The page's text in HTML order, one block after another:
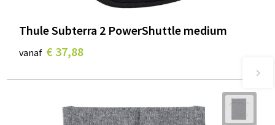
Thule Subterra 2 PowerShuttle medium
vanaf € 37,88